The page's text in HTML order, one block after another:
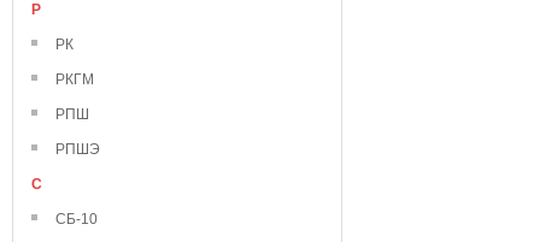
Р
РК
РКГМ
РПШ
РПШЭ
С
СБ-10